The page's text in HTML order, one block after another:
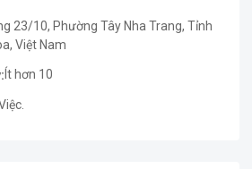
23/10, Phường Tây Nha Trang, Tỉnh
Việt Nam
Ít hơn 10